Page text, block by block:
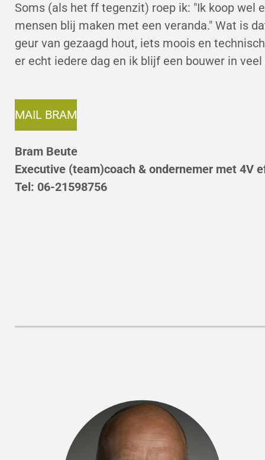
Soms (als het ff tegenzit) roep ik: "Ik koop wel
mensen blij maken met een veranda." Wat is
geur van gezaagd hout, iets moois en
er echt iedere dag en ik blijf een bouwer in
MAIL BRAM
Bram Beute
Executive (team)coach & ondernemer met 4V
Tel: 06-21598756